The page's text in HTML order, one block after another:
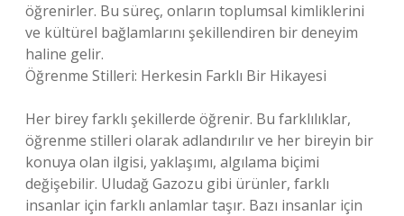
öğrenirler. Bu süreç, onların toplumsal kimliklerini
ve kültürel bağlamlarını şekillendiren bir deneyim
haline gelir.
Öğrenme Stilleri: Herkesin Farklı Bir Hikayesi
Her birey farklı şekillerde öğrenir. Bu farklılıklar,
öğrenme stilleri olarak adlandırılır ve her bireyin bir
konuya olan ilgisi, yaklaşımı, algılama biçimi
değişebilir. Uludağ Gazozu gibi ürünler, farklı
insanlar için farklı anlamlar taşır. Bazı insanlar için